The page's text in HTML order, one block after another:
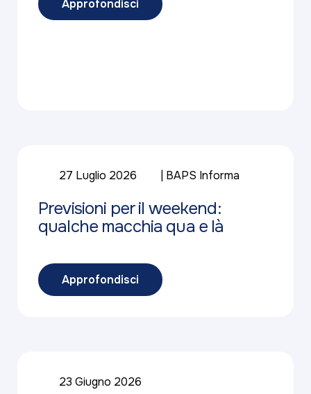
Approfondisci
27 Luglio 2026 BAPS Informa
Previsioni per il weekend:
qualche macchia qua e là
Approfondisci
23 Giugno 2026